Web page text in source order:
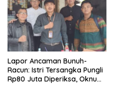
Lapor Ancaman Bunuh-
Racun: Istri Tersangka Pungli
Rp80 Juta Diperiksa, Oknum